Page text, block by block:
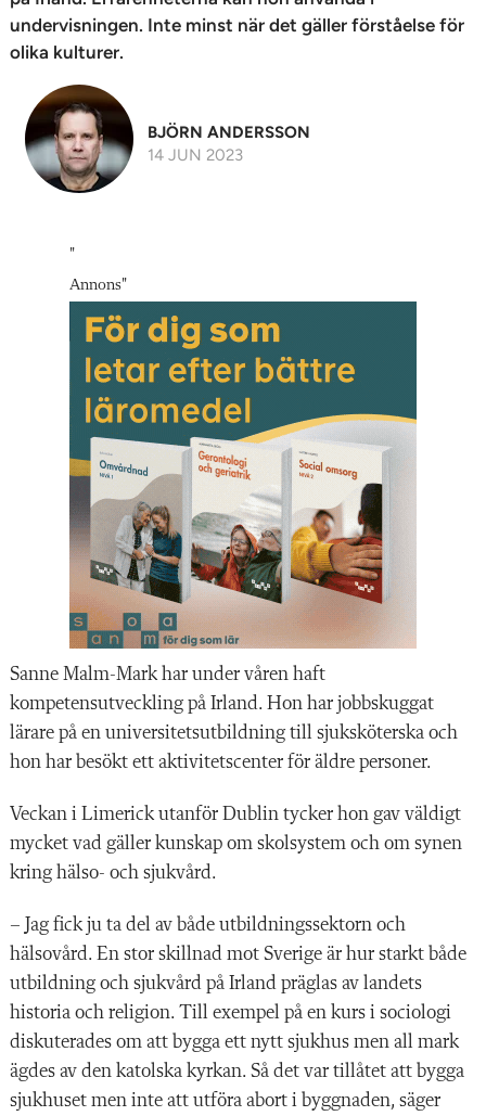
undervisningen. Inte minst när det gäller förståelse för
olika kulturer.
BJÖRN ANDERSSON
14 JUN 2023
"
Annons"
Sanne Malm-Mark har under våren haft
kompetensutveckling på Irland. Hon har jobbskuggat
lärare på en universitetsutbildning till sjuksköterska och
hon har besökt ett aktivitetscenter för äldre personer.
Veckan i Limerick utanför Dublin tycker hon gav väldigt
mycket vad gäller kunskap om skolsystem och om synen
kring hälso- och sjukvård.
– Jag fick ju ta del av både utbildningssektorn och
hälsovård. En stor skillnad mot Sverige är hur starkt både
utbildning och sjukvård på Irland präglas av landets
historia och religion. Till exempel på en kurs i sociologi
diskuterades om att bygga ett nytt sjukhus men all mark
ägdes av den katolska kyrkan. Så det var tillåtet att bygga
sjukhuset men inte att utföra abort i byggnaden, säger